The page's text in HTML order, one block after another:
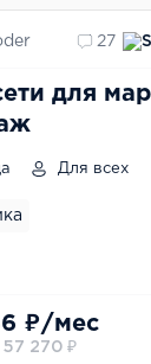
27
для
Для всех
₽/мес
57 270 ₽